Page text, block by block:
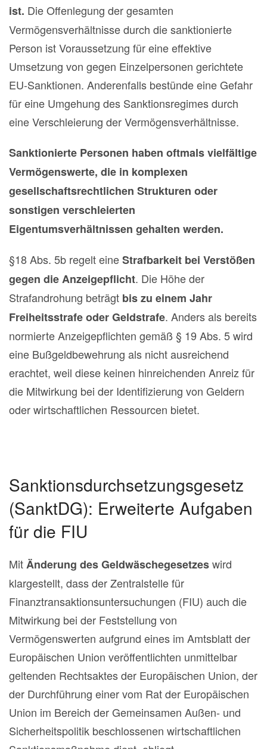
ist. Die Offenlegung der gesamten
Vermögensverhältnisse durch die sanktionierte
Person ist Voraussetzung für eine effektive
Umsetzung von gegen Einzelpersonen gerichtete
EU-Sanktionen. Anderenfalls bestünde eine Gefahr
für eine Umgehung des Sanktionsregimes durch
eine Verschleierung der Vermögensverhältnisse.
Sanktionierte Personen haben oftmals vielfältige
Vermögenswerte, die in komplexen
gesellschaftsrechtlichen Strukturen oder
sonstigen verschleierten
Eigentumsverhältnissen gehalten werden.
§18 Abs. 5b regelt eineStrafbarkeit bei Verstößen
gegen die Anzeigepflicht. Die Höhe der
Strafandrohung beträgt bis zu einem Jahr
Freiheitsstrafe oder Geldstrafe. Anders als bereits
normierte Anzeigepflichten gemäß § 19 Abs. 5 wird
eine Bußgeldbewehrung als nicht ausreichend
erachtet, weil diese keinen hinreichenden Anreiz für
die Mitwirkung bei der Identifizierung von Geldern
oder wirtschaftlichen Ressourcen bietet.
Sanktionsdurchsetzungsgesetz
(SanktDG): Erweiterte Aufgaben
für die FIU
MitÄnderung des Geldwäschegesetzeswird
klargestellt, dass der Zentralstelle für
Finanztransaktionsuntersuchungen (FIU) auch die
Mitwirkung bei der Feststellung von
Vermögenswerten aufgrund eines im Amtsblatt der
Europäischen Union veröffentlichten unmittelbar
geltenden Rechtsaktes der Europäischen Union, der
der Durchführung einer vom Rat der Europäischen
Union im Bereich der Gemeinsamen Außen- und
Sicherheitspolitik beschlossenen wirtschaftlichen